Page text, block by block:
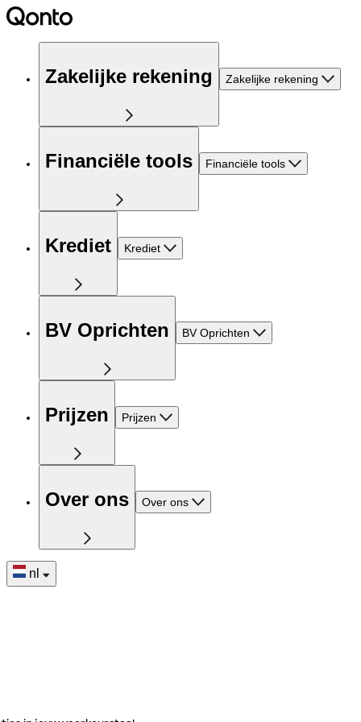
Zakelijke rekening Zakelijke rekening
Financiële tools Financiële tools
Krediet Krediet
BV Oprichten BV Oprichten
Prijzen Prijzen
Over ons Over ons
nl